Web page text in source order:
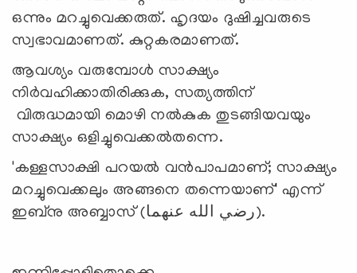
ഒന്നും മറച്ചുവെക്കരുത്. ഹൃദയം ദുഷിച്ചവരുടെ
സ്വഭാവമാണത്. കുറ്റകരമാണത്.
ആവശ്യം വരുമ്പോള്‍ സാക്ഷ്യം
നിര്‍വഹിക്കാതിരിക്കുക, സത്യത്തിന്
വിരുദ്ധമായി മൊഴി നല്‍കുക തുടങ്ങിയവയും
സാക്ഷ്യം ഒളിച്ചുവെക്കല്‍തന്നെ.
'കള്ളസാക്ഷി പറയല്‍ വന്‍പാപമാണ്; സാക്ഷ്യം
മറച്ചുവെക്കലും അങ്ങനെ തന്നെയാണ്' എന്ന്
ഇബ്‌നു അബ്ബാസ് (رضي الله عنهما).